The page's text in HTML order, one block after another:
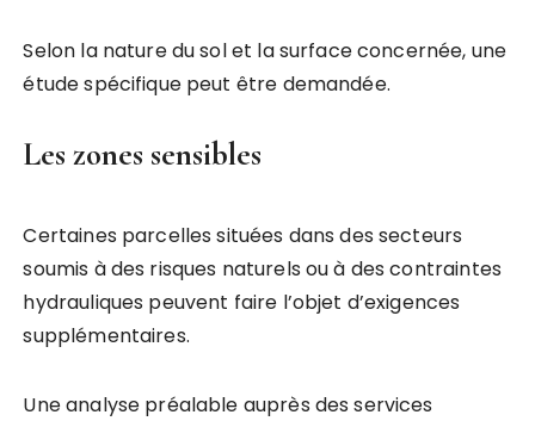
Selon la nature du sol et la surface concernée, une
étude spécifique peut être demandée.
Les zones sensibles
Certaines parcelles situées dans des secteurs
soumis à des risques naturels ou à des contraintes
hydrauliques peuvent faire l’objet d’exigences
supplémentaires.
Une analyse préalable auprès des services